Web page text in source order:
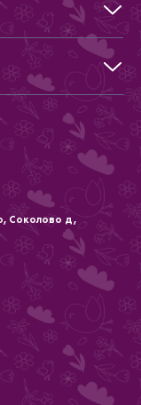
Соколово д,